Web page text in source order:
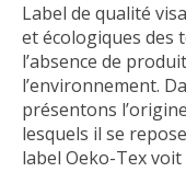
Label de qualité
et écologiques des
l’absence de
l’environnement.
présentons
lesquels il se
label Oeko-Tex